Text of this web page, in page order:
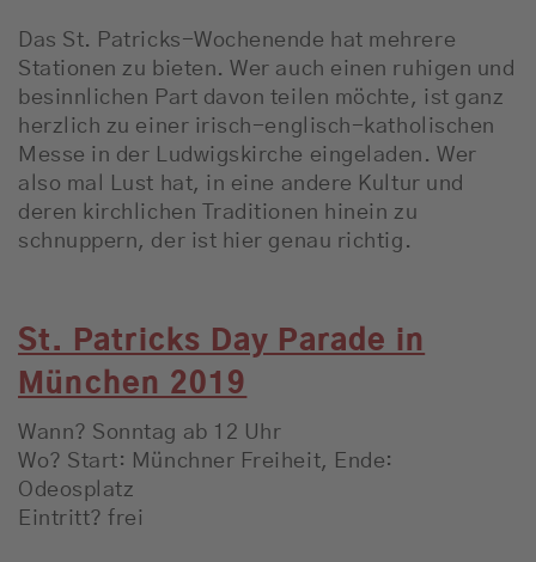
Das St. Patricks-Wochenende hat mehrere
Stationen zu bieten. Wer auch einen ruhigen und
besinnlichen Part davon teilen möchte, ist ganz
herzlich zu einer irisch-englisch-katholischen
Messe in der Ludwigskirche eingeladen. Wer
also mal Lust hat, in eine andere Kultur und
deren kirchlichen Traditionen hinein zu
schnuppern, der ist hier genau richtig.
St. Patricks Day Parade in
München 2019
Wann? Sonntag ab 12 Uhr
Wo? Start: Münchner Freiheit, Ende:
Odeosplatz
Eintritt? frei